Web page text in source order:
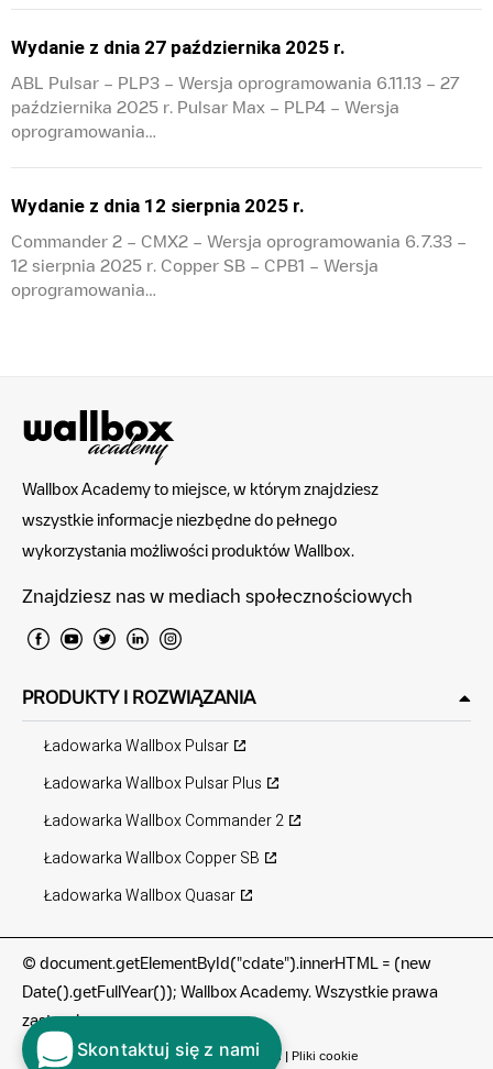
Wydanie z dnia 27 października 2025 r.
ABL Pulsar – PLP3 – Wersja oprogramowania 6.11.13 – 27
października 2025 r. Pulsar Max – PLP4 – Wersja
oprogramowania…
Wydanie z dnia 12 sierpnia 2025 r.
Commander 2 – CMX2 – Wersja oprogramowania 6.7.33 –
12 sierpnia 2025 r. Copper SB – CPB1 – Wersja
oprogramowania…
Wallbox Academy to miejsce, w którym znajdziesz
wszystkie informacje niezbędne do pełnego
wykorzystania możliwości produktów Wallbox.
Znajdziesz nas w mediach społecznościowych
PRODUKTY I ROZWIĄZANIA
Ładowarka Wallbox Pulsar
Ładowarka Wallbox Pulsar Plus
Ładowarka Wallbox Commander 2
Ładowarka Wallbox Copper SB
Ładowarka Wallbox Quasar
© document.getElementById("cdate").innerHTML = (new
Date().getFullYear()); Wallbox Academy. Wszystkie prawa
zastrzeżone.
Warunki korzystania|Polityka prywatności | Pliki cookie
Skontaktuj się z nami